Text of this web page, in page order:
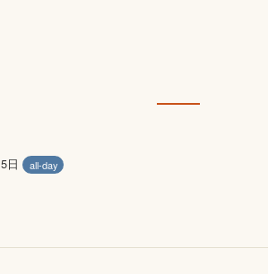
日 all-day